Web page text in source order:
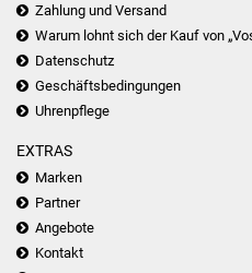
Zahlung und Versand
Warum lohnt sich der Kauf von
Datenschutz
Geschäftsbedingungen
Uhrenpflege
EXTRAS
Marken
Partner
Angebote
Kontakt